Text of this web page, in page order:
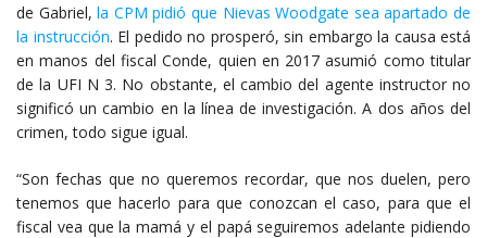
de Gabriel,la CPM pidió que Nievas Woodgate sea apartado de
la instrucción. El pedido no prosperó, sin embargo la causa está
en manos del fiscal Conde, quien en 2017 asumió como titular
de la UFI N 3. No obstante, el cambio del agente instructor no
significó un cambio en la línea de investigación. A dos años del
crimen, todo sigue igual.
“Son fechas que no queremos recordar, que nos duelen, pero
tenemos que hacerlo para que conozcan el caso, para que el
fiscal vea que la mamá y el papá seguiremos adelante pidiendo